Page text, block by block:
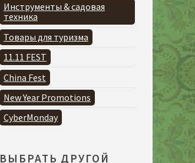
Инструменты & садовая
техника
Товары для туризма
11.11 FEST
China Fest
New Year Promotions
CyberMonday
ВЫБРАТЬ ДРУГОЙ